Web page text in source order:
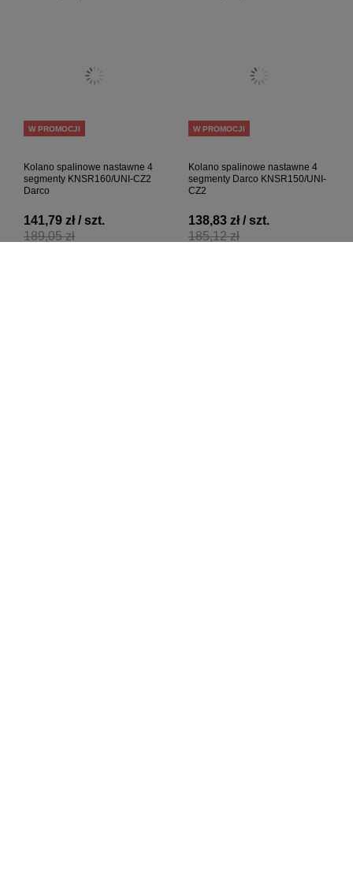
W PROMOCJI
Kolano spalinowe nastawne 4
segmenty KNSR160/UNI-CZ2
Darco
189,05 zł
141,79 zł / szt.
W PROMOCJI
Kolano spalinowe nastawne 4
segmenty Darco KNSR150/UNI-
CZ2
185,12 zł
138,83 zł / szt.